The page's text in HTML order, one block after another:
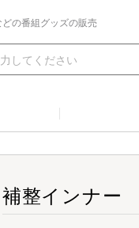
の番組グッズの販売
補整インナー